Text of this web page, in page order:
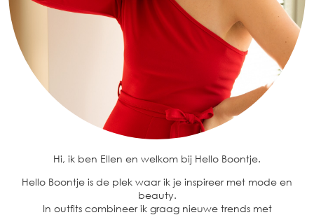
Hi, ik ben Ellen en welkom bij Hello Boontje.
Hello Boontje is de plek waar ik je inspireer met mode en
beauty.
In outfits combineer ik graag nieuwe trends met